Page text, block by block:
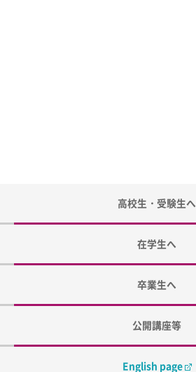
高校生・受験生へ
在学生へ
卒業生へ
公開講座等
English page